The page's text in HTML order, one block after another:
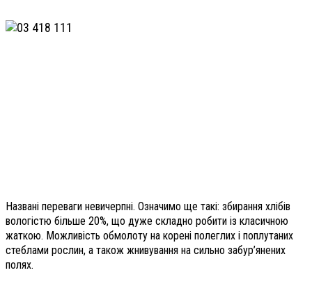
Названі переваги невичерпні. Означимо ще такі: збирання хлібів
вологістю більше 20%, що дуже складно робити із класичною
жаткою. Можливість обмолоту на корені полеглих і поплутаних
стеблами рослин, а також жнивування на сильно забур’янених
полях.